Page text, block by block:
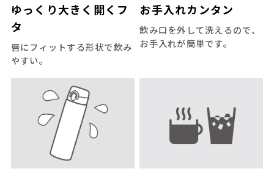
ゆっくり大きく開くフ
タ
唇にフィットする形状で飲み
やすい。
お手入れカンタン
飲み口を外して洗えるので、
お手入れが簡単です。